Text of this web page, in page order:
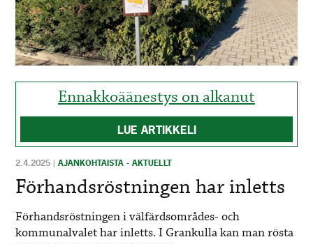
HISTORIA
HISTORIA
YLEINEN
ALLMÄN
MAINOSTAJILLE
FÖR
ANNONSÖRER
Ennakkoäänestys on alkanut
LUE ARTIKKELI
2.4.2025 |AJANKOHTAISTA - AKTUELLT
Förhandsröstningen har inletts
Förhandsröstningen i välfärdsområdes- och
kommunalvalet har inletts. I Grankulla kan man rösta